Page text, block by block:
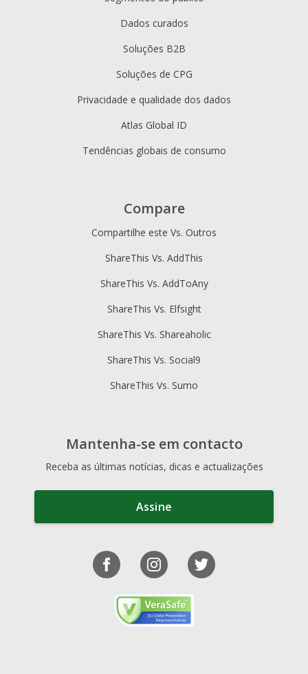
Dados curados
Soluções B2B
Soluções de CPG
Privacidade e qualidade dos dados
Atlas Global ID
Tendências globais de consumo
Compare
Compartilhe este Vs. Outros
ShareThis Vs. AddThis
ShareThis Vs. AddToAny
ShareThis Vs. Elfsight
ShareThis Vs. Shareaholic
ShareThis Vs. Social9
ShareThis Vs. Sumo
Mantenha-se em contacto
Receba as últimas notícias, dicas e actualizações
Assine